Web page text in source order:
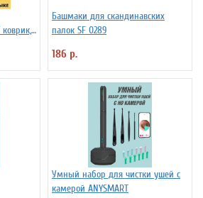
коврик,
Башмаки для скандинавских
палок SF 0289
186 р.
Умный набор для чистки ушей с
камерой ANYSMART